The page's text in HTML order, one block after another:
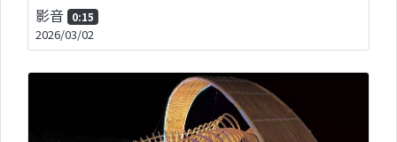
影音 0:15
2026/03/02